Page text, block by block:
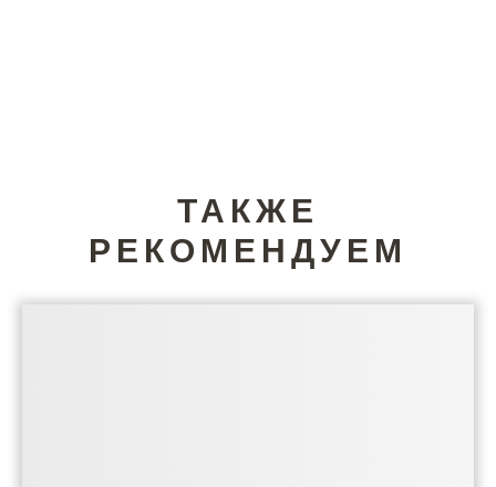
ТАКЖЕ
РЕКОМЕНДУЕМ